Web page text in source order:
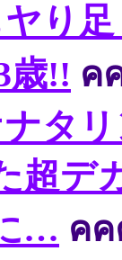
り
歳!! ค
ナタ
超デ
… ค